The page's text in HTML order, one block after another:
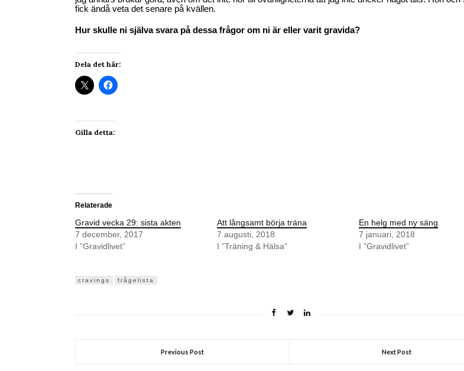
fick ändå veta det senare på kvällen.
Hur skulle ni själva svara på dessa frågor om ni är eller varit gravida?
Dela det här:
Gilla detta:
Relaterade
Gravid vecka 29: sista akten
7 december, 2017
I ”Gravidlivet”
Att långsamt börja träna
7 augusti, 2018
I ”Träning & Hälsa”
En helg med ny säng
7 januari, 2018
I ”Gravidlivet”
cravings frågelista
Previous Post Next Post